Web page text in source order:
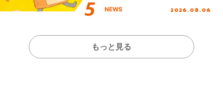
NEWS 2026.08.06
もっと見る